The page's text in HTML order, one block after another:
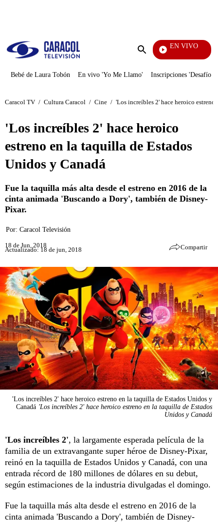
Enviar
EN VIVO
También Caerás
Bebé de Laura Tobón En vivo 'Yo Me Llamo' Inscripciones 'Desafío'
Caracol TV / Cultura Caracol / Cine / 'Los increíbles 2' hace heroico
'Los increíbles 2' hace heroico
estreno en la taquilla de Estados
Unidos y Canadá
Fue la taquilla más alta desde el estreno en 2016 de la
cinta animada 'Buscando a Dory', también de Disney-
Pixar.
Por: Caracol Televisión
18 de Jun, 2018
Actualizado: 18 de jun, 2018 Compartir
'Los increíbles 2' hace heroico estreno en la taquilla de Estados Unidos y
Canadá 'Los increíbles 2' hace heroico estreno en la taquilla de Estados
Unidos y Canadá
'Los increíbles 2', la largamente esperada película de la
familia de un extravangante super héroe de Disney-Pixar,
reinó en la taquilla de Estados Unidos y Canadá, con una
entrada récord de 180 millones de dólares en su debut,
según estimaciones de la industria divulgadas el domingo.
Fue la taquilla más alta desde el estreno en 2016 de la
cinta animada 'Buscando a Dory', también de Disney-